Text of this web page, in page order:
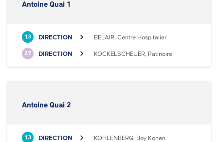
Antoine Quai 1
13 DIRECTION BELAIR, Centre Hospitalier
27 DIRECTION KOCKELSCHEUER, Patinoire
Antoine Quai 2
13 DIRECTION KOHLENBERG, Boy Konen